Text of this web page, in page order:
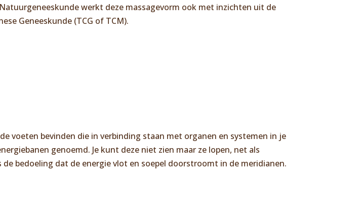
werkt deze massagevorm ook met inzichten uit de
Geneeskunde (TCG of TCM).
voeten bevinden die in verbinding staan met organen en systemen in je
genoemd. Je kunt deze niet zien maar ze lopen, net als
bedoeling dat de energie vlot en soepel doorstroomt in de meridianen.